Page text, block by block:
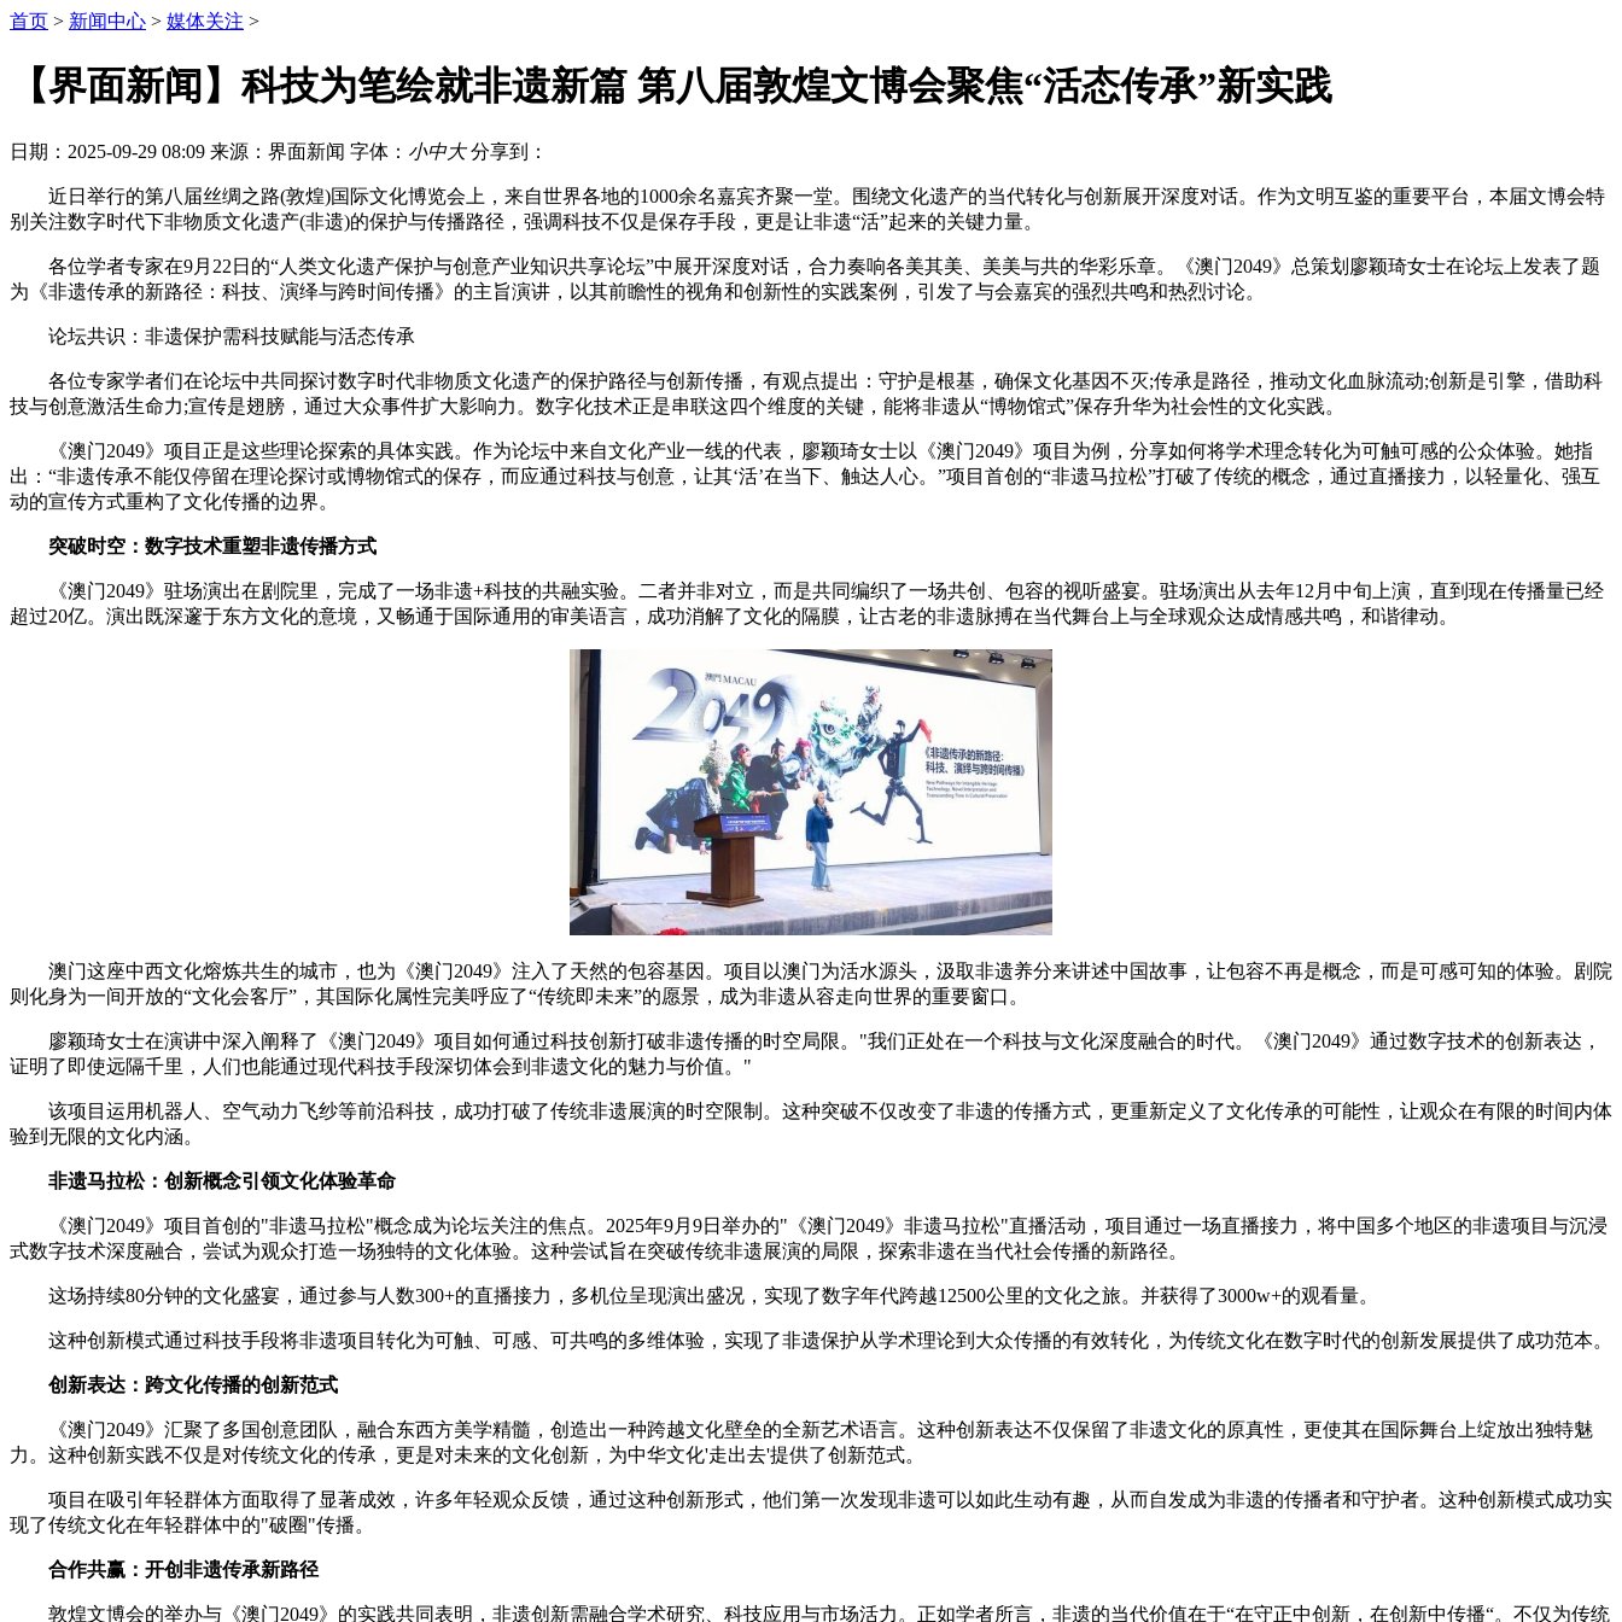
首页 > 新闻中心 > 媒体关注 >
【界面新闻】科技为笔绘就非遗新篇 第八届敦煌文博会聚焦“活态传承”新实践
日期：2025-09-29 08:09 来源：界面新闻 字体： 小中大 分享到：
近日举行的第八届丝绸之路(敦煌)国际文化博览会上，来自世界各地的1000余名嘉宾齐聚一堂。围绕文化遗产的当代转化与创新展开深度对话。作为文明互鉴的重要平台，本届文博会特
别关注数字时代下非物质文化遗产(非遗)的保护与传播路径，强调科技不仅是保存手段，更是让非遗“活”起来的关键力量。
各位学者专家在9月22日的“人类文化遗产保护与创意产业知识共享论坛”中展开深度对话，合力奏响各美其美、美美与共的华彩乐章。《澳门2049》总策划廖颖琦女士在论坛上发表了题
为《非遗传承的新路径：科技、演绎与跨时间传播》的主旨演讲，以其前瞻性的视角和创新性的实践案例，引发了与会嘉宾的强烈共鸣和热烈讨论。
论坛共识：非遗保护需科技赋能与活态传承
各位专家学者们在论坛中共同探讨数字时代非物质文化遗产的保护路径与创新传播，有观点提出：守护是根基，确保文化基因不灭;传承是路径，推动文化血脉流动;创新是引擎，借助科
技与创意激活生命力;宣传是翅膀，通过大众事件扩大影响力。数字化技术正是串联这四个维度的关键，能将非遗从“博物馆式”保存升华为社会性的文化实践。
《澳门2049》项目正是这些理论探索的具体实践。作为论坛中来自文化产业一线的代表，廖颖琦女士以《澳门2049》项目为例，分享如何将学术理念转化为可触可感的公众体验。她指
出：“非遗传承不能仅停留在理论探讨或博物馆式的保存，而应通过科技与创意，让其‘活’在当下、触达人心。”项目首创的“非遗马拉松”打破了传统的概念，通过直播接力，以轻量化、强互
动的宣传方式重构了文化传播的边界。
突破时空：数字技术重塑非遗传播方式
《澳门2049》驻场演出在剧院里，完成了一场非遗+科技的共融实验。二者并非对立，而是共同编织了一场共创、包容的视听盛宴。驻场演出从去年12月中旬上演，直到现在传播量已经
超过20亿。演出既深邃于东方文化的意境，又畅通于国际通用的审美语言，成功消解了文化的隔膜，让古老的非遗脉搏在当代舞台上与全球观众达成情感共鸣，和谐律动。
澳门这座中西文化熔炼共生的城市，也为《澳门2049》注入了天然的包容基因。项目以澳门为活水源头，汲取非遗养分来讲述中国故事，让包容不再是概念，而是可感可知的体验。剧院
则化身为一间开放的“文化会客厅”，其国际化属性完美呼应了“传统即未来”的愿景，成为非遗从容走向世界的重要窗口。
廖颖琦女士在演讲中深入阐释了《澳门2049》项目如何通过科技创新打破非遗传播的时空局限。"我们正处在一个科技与文化深度融合的时代。《澳门2049》通过数字技术的创新表达，
证明了即使远隔千里，人们也能通过现代科技手段深切体会到非遗文化的魅力与价值。"
该项目运用机器人、空气动力飞纱等前沿科技，成功打破了传统非遗展演的时空限制。这种突破不仅改变了非遗的传播方式，更重新定义了文化传承的可能性，让观众在有限的时间内体
验到无限的文化内涵。
非遗马拉松：创新概念引领文化体验革命
《澳门2049》项目首创的"非遗马拉松"概念成为论坛关注的焦点。2025年9月9日举办的"《澳门2049》非遗马拉松"直播活动，项目通过一场直播接力，将中国多个地区的非遗项目与沉浸
式数字技术深度融合，尝试为观众打造一场独特的文化体验。这种尝试旨在突破传统非遗展演的局限，探索非遗在当代社会传播的新路径。
这场持续80分钟的文化盛宴，通过参与人数300+的直播接力，多机位呈现演出盛况，实现了数字年代跨越12500公里的文化之旅。并获得了3000w+的观看量。
这种创新模式通过科技手段将非遗项目转化为可触、可感、可共鸣的多维体验，实现了非遗保护从学术理论到大众传播的有效转化，为传统文化在数字时代的创新发展提供了成功范本。
创新表达：跨文化传播的创新范式
《澳门2049》汇聚了多国创意团队，融合东西方美学精髓，创造出一种跨越文化壁垒的全新艺术语言。这种创新表达不仅保留了非遗文化的原真性，更使其在国际舞台上绽放出独特魅
力。这种创新实践不仅是对传统文化的传承，更是对未来的文化创新，为中华文化'走出去'提供了创新范式。
项目在吸引年轻群体方面取得了显著成效，许多年轻观众反馈，通过这种创新形式，他们第一次发现非遗可以如此生动有趣，从而自发成为非遗的传播者和守护者。这种创新模式成功实
现了传统文化在年轻群体中的"破圈"传播。
合作共赢：开创非遗传承新路径
敦煌文博会的举办与《澳门2049》的实践共同表明，非遗创新需融合学术研究、科技应用与市场活力。正如学者所言，非遗的当代价值在于“在守正中创新，在创新中传播“。不仅为传统